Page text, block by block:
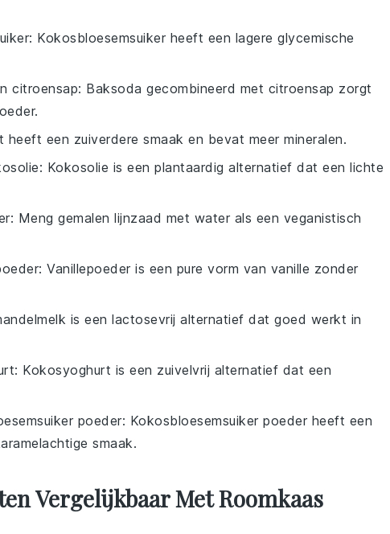
: Kokosbloesemsuiker heeft een lagere glycemische
citroensap: Baksoda gecombineerd met citroensap zorgt
heeft een zuiverdere smaak en bevat meer mineralen.
: Kokosolie is een plantaardig alternatief dat een lichte
: Meng gemalen lijnzaad met water als een veganistisch
: Vanillepoeder is een pure vorm van vanille zonder
is een lactosevrij alternatief dat goed werkt in
: Kokosyoghurt is een zuivelvrij alternatief dat een
poeder: Kokosbloesemsuiker poeder heeft een
smaak.
Vergelijkbaar Met Roomkaas